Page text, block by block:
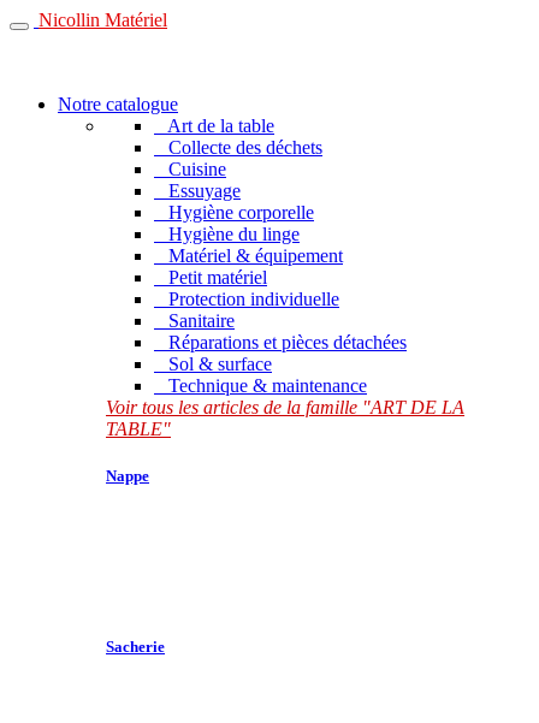
Nicollin Matériel
Notre catalogue
Art de la table
Collecte des déchets
Cuisine
Essuyage
Hygiène corporelle
Hygiène du linge
Matériel & équipement
Petit matériel
Protection individuelle
Sanitaire
Réparations et pièces détachées
Sol & surface
Technique & maintenance
Voir tous les articles de la famille "ART DE LA
TABLE"
Nappe
Sacherie